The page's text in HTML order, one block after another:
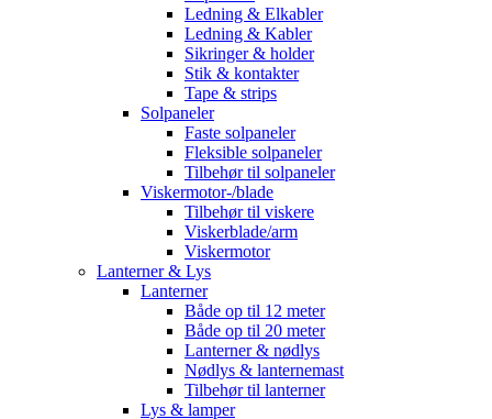
Ledning & Elkabler
Ledning & Kabler
Sikringer & holder
Stik & kontakter
Tape & strips
Solpaneler
Faste solpaneler
Fleksible solpaneler
Tilbehør til solpaneler
Viskermotor-/blade
Tilbehør til viskere
Viskerblade/arm
Viskermotor
Lanterner & Lys
Lanterner
Både op til 12 meter
Både op til 20 meter
Lanterner & nødlys
Nødlys & lanternemast
Tilbehør til lanterner
Lys & lamper